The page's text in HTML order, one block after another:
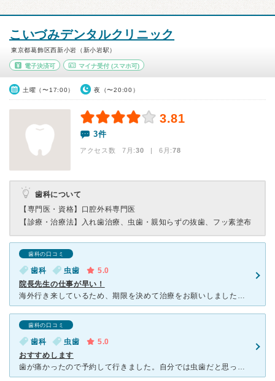
こいづみデンタルクリニック
東京都葛飾区西新小岩（新小岩駅）
電子決済可 マイナ受付(スマホ可)
土曜（〜17:00） 夜（〜20:00）
3.81
3件
アクセス数 7月:30 | 6月:78
歯科について
【専門医・資格】 口腔外科専門医
【診療・治療法】
入れ歯治療、虫歯・親知らずの抜歯、フッ素塗布
歯科の口コミ
歯科 虫歯
5.0
院長先生の仕事が早い！
海外行き来しているため、期限を決めて治療をお願いしましたがきちんとスケジュールを立てて渡航までに完治してくださいました。 被せ物の費用リスクなども加味して最初にお話くださり安心して治療を受ける事
歯科の口コミ
歯科 虫歯
5.0
おすすめします
歯が痛かったので予約して行きました。自分では虫歯だと思っていたのですが、歯ぎしりによる歯周炎だという診断で、今後どのようにケアしていけばよいか、予算はいくらくらいかかるかなどを初診の時点で知らせてくだ